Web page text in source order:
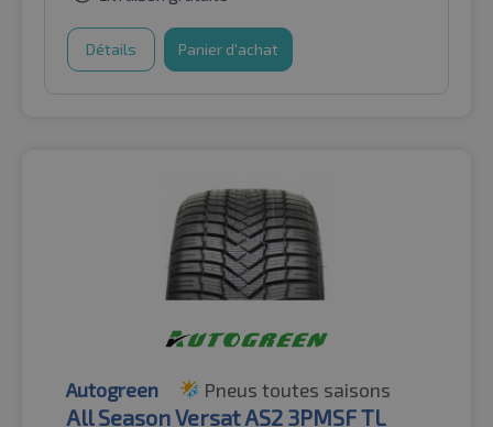
Détails Panier d'achat
Autogreen Pneus toutes saisons
All Season Versat AS2 3PMSF TL